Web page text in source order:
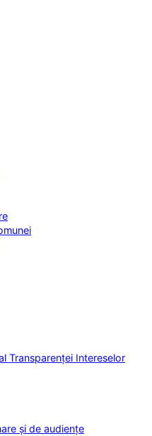
Transparenței Intereselor
și de audiențe